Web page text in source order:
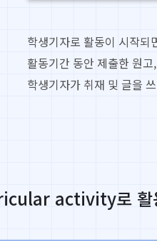
학생기자로 활동이 시작되
활동기간 동안 제출한 원
학생기자가 취재 및 글을
activity로 활